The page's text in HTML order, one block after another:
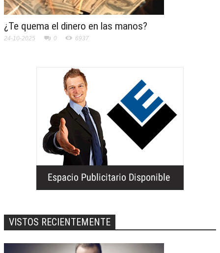
¿Te quema el dinero en las manos?
24-10-2025 0 6937
VISTOS RECIENTEMENTE